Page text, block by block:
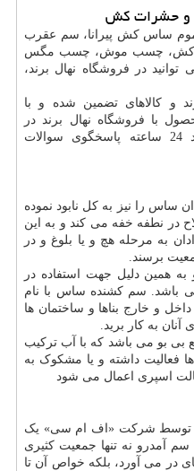
و حشرات کش
ساس کش پیرانا، سم عقرب
کش، چسب موش، چسب مگس
در فروشگاه نهال برند،
و کالاهای تضمین شده و با
با فروشگاه نهال برند در
ارتباط باشید. فروشگاه نهال برند 24 ساعته پاسخگوی سوالات
ساس را نیز به کل نابود نموده
در نطفه خفه می کند و به این
به مرحله هچ و یا بلوغ و در
برسند.
همین دلیل جهت استفاده در
باشد. سم کشنده ساس با نام
داخل و خارج بناها و ساختمان ها
به کار برید.
بو می باشد که با آب ترکیب
فعالیت داشته و یا مشکوک به
اسپری اعمال می شود
توسط شرکت «اف ام سی» یک
آمدرو نه تنها جمعیت کثیری
در می آورد، بلکه خواص آن تا